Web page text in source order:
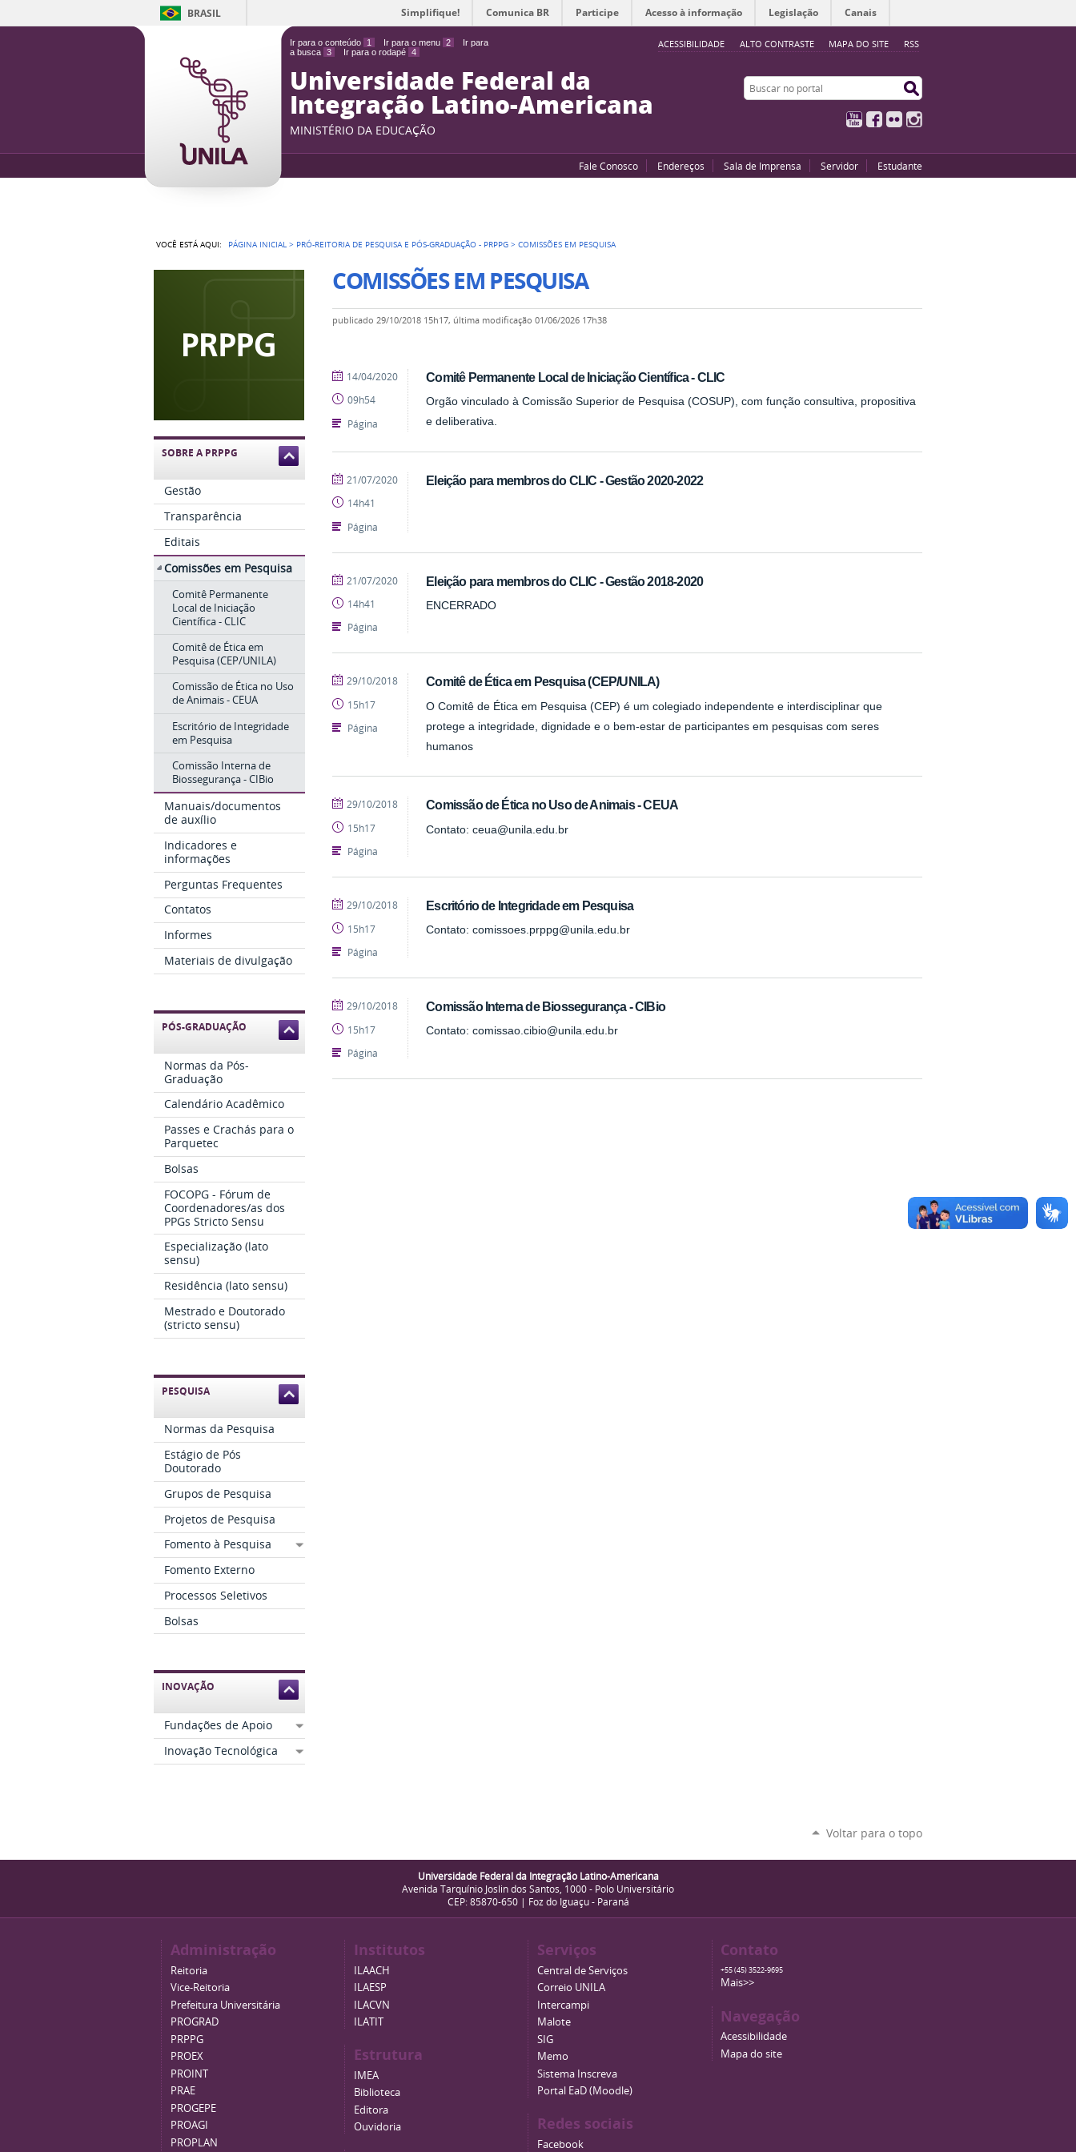
Ir para o conteúdo 1 Ir para o menu 2
Ir para
a busca 3 Ir para o rodapé 4
ACESSIBILIDADE ALTO CONTRASTE MAPA DO SITE RSS
BRASIL Simplifique! Comunica BR Participe Acesso à informação Legislação Canais
Universidade Federal da
Integração Latino-Americana
MINISTÉRIO DA EDUCAÇÃO
Buscar no portal
YouTubeFacebook
Flickr
Fale Conosco Endereços Sala de Imprensa Servidor Estudante
VOCÊ ESTÁ AQUI: PÁGINA INICIAL > PRÓ-REITORIA DE PESQUISA E PÓS-GRADUAÇÃO - PRPPG >COMISSÕES EM PESQUISA
SOBRE A PRPPG
Gestão
Transparência
Editais
Comissões em Pesquisa
Comitê Permanente
Local de Iniciação
Científica - CLIC
Comitê de Ética em
Pesquisa (CEP/UNILA)
Comissão de Ética no Uso
de Animais - CEUA
Escritório de Integridade
em Pesquisa
Comissão Interna de
Biossegurança - CIBio
Manuais/documentos
de auxílio
Indicadores e
informações
Perguntas Frequentes
Contatos
Informes
Materiais de divulgação
PÓS-GRADUAÇÃO
Normas da Pós-
Graduação
Calendário Acadêmico
Passes e Crachás para o
Parquetec
Bolsas
FOCOPG - Fórum de
Coordenadores/as dos
PPGs Stricto Sensu
Especialização (lato
sensu)
Residência (lato sensu)
Mestrado e Doutorado
(stricto sensu)
PESQUISA
Normas da Pesquisa
Estágio de Pós
Doutorado
Grupos de Pesquisa
Projetos de Pesquisa
Fomento à Pesquisa
Fomento Externo
Processos Seletivos
Bolsas
INOVAÇÃO
Fundações de Apoio
Inovação Tecnológica
COMISSÕES EM PESQUISA
publicado 29/10/2018 15h17, última modificação 01/06/2026 17h38
Comitê Permanente Local de Iniciação Científica - CLIC
Orgão vinculado à Comissão Superior de Pesquisa (COSUP), com função consultiva, propositiva
e deliberativa.
publicado
14/04/2020
09h54
Página
Eleição para membros do CLIC - Gestão 2020-2022
publicado
21/07/2020
14h41
Página
Eleição para membros do CLIC - Gestão 2018-2020
ENCERRADO
publicado
21/07/2020
14h41
Página
Comitê de Ética em Pesquisa (CEP/UNILA)
O Comitê de Ética em Pesquisa (CEP) é um colegiado independente e interdisciplinar que
protege a integridade, dignidade e o bem-estar de participantes em pesquisas com seres
humanos
publicado
29/10/2018
15h17
Página
Comissão de Ética no Uso de Animais - CEUA
Contato: ceua@unila.edu.br
publicado
29/10/2018
15h17
Página
Escritório de Integridade em Pesquisa
Contato: comissoes.prppg@unila.edu.br
publicado
29/10/2018
15h17
Página
Comissão Interna de Biossegurança - CIBio
Contato: comissao.cibio@unila.edu.br
publicado
29/10/2018
15h17
Página
Voltar para o topo
Universidade Federal da Integração Latino-Americana
Avenida Tarquínio Joslin dos Santos, 1000 - Polo Universitário
CEP: 85870-650 | Foz do Iguaçu - Paraná
Administração
Reitoria
Vice-Reitoria
Prefeitura Universitária
PROGRAD
PRPPG
PROEX
PROINT
PRAE
PROGEPE
PROAGI
PROPLAN
Institutos
ILAACH
ILAESP
ILACVN
ILATIT
Estrutura
IMEA
Biblioteca
Editora
Ouvidoria
Serviços
Central de Serviços
Correio UNILA
Intercampi
Malote
SIG
Memo
Sistema Inscreva
Portal EaD (Moodle)
Redes sociais
Facebook
Contato
+55 (45) 3522-9695
Mais>>
Navegação
Acessibilidade
Mapa do site